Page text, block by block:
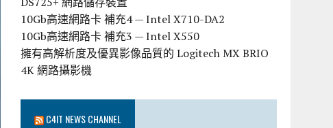
10Gb高速網路卡 補充4 — Intel X710-DA2
10Gb高速網路卡 補充3 — Intel X550
擁有高解析度及優異影像品質的 Logitech MX BRIO
4K 網路攝影機
C4IT NEWS CHANNEL